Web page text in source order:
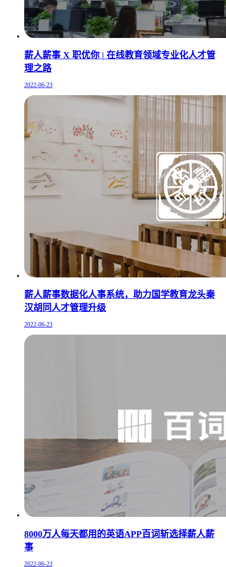
薪人薪事 X 职优你 | 在线教育领域专业化人才管
理之路
2022-06-23
薪人薪事数据化人事系统，助力国学教育龙头秦
汉胡同人才管理升级
2022-06-23
8000万人每天都用的英语APP百词斩选择薪人薪
事
2022-06-23